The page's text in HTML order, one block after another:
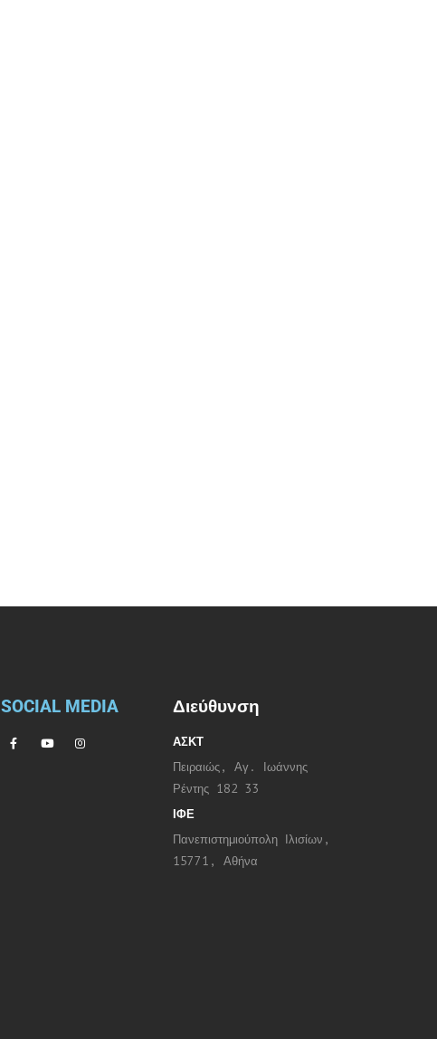
SOCIAL MEDIA Διεύθυνση
ΑΣΚΤ
Πειραιώς, Αγ. Ιωάννης
Ρέντης 182 33
ΙΦΕ
Πανεπιστημιούπολη Ιλισίων,
15771, Αθήνα